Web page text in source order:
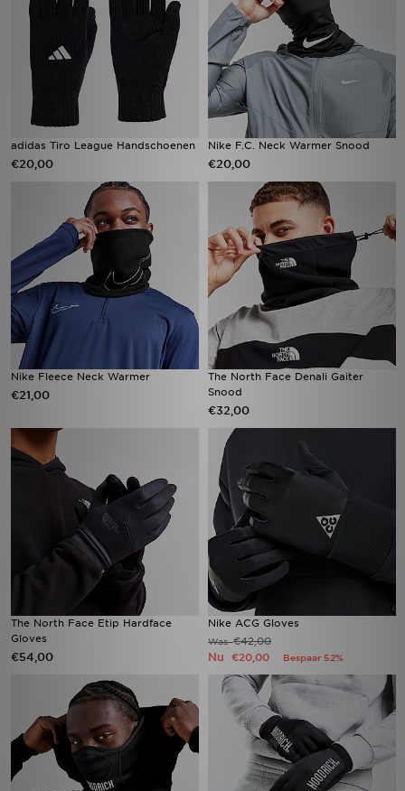
adidas Tiro League Handschoenen
€20,00
Nike F.C. Neck Warmer Snood
€20,00
Nike Fleece Neck Warmer
€21,00
The North Face Denali Gaiter
Snood
€32,00
The North Face Etip Hardface
Gloves
€54,00
Nike ACG Gloves
Was€42,00
Nu €20,00 Bespaar 52%